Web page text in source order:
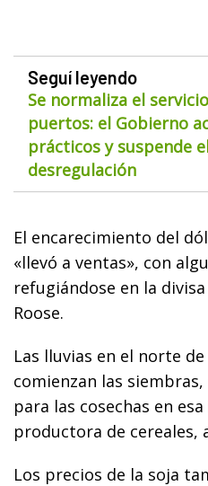
Seguí leyendo
Se normaliza el
puertos: el Gobierno
prácticos y suspende
desregulación
El encarecimiento del
«llevó a ventas», con
refugiándose en la
Roose.
Las lluvias en el norte
comienzan las
para las cosechas en
productora de cereales,
Los precios de la soja